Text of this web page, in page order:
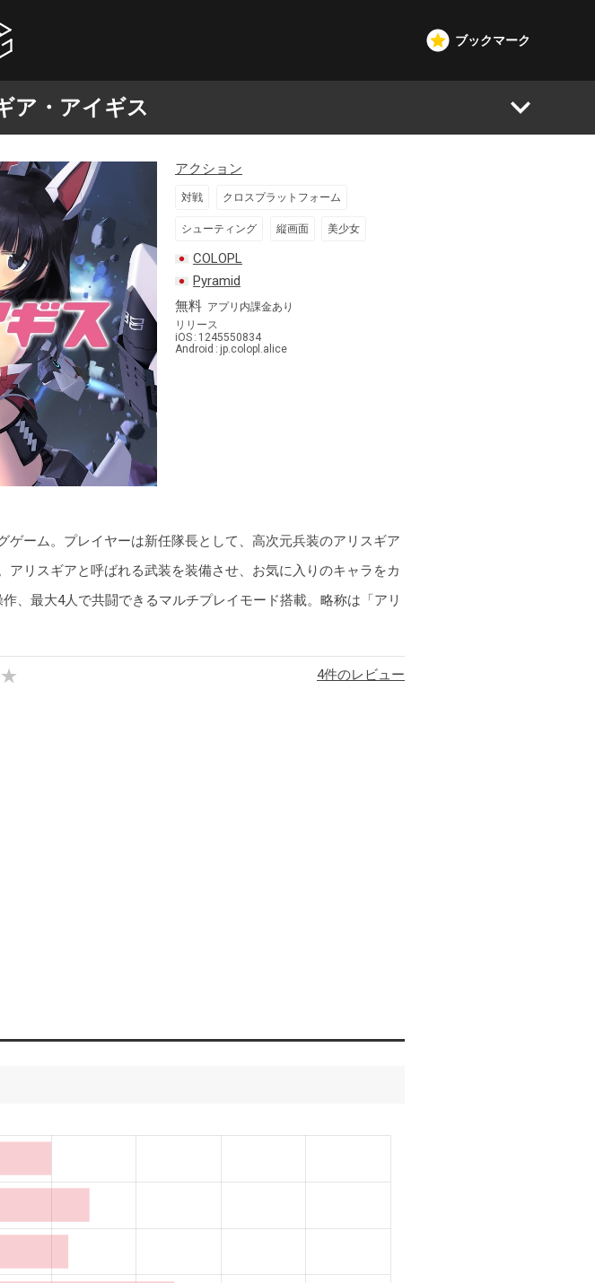
ブックマーク
ア・アイギス
ーム。プレイヤーは新任隊長として、高次元兵装のアリスギア
リスギアと呼ばれる武装を装備させ、お気に入りのキャラをカ
、最大4人で共闘できるマルチプレイモード搭載。略称は「アリ
アクション
対戦 クロスプラットフォーム
シューティング 縦画面 美少女
日本
COLOPL
日本
Pyramid
無料 アプリ内課金あり
リリース
iOS 1245550834
Android
jp.colopl.alice
4件のレビュー